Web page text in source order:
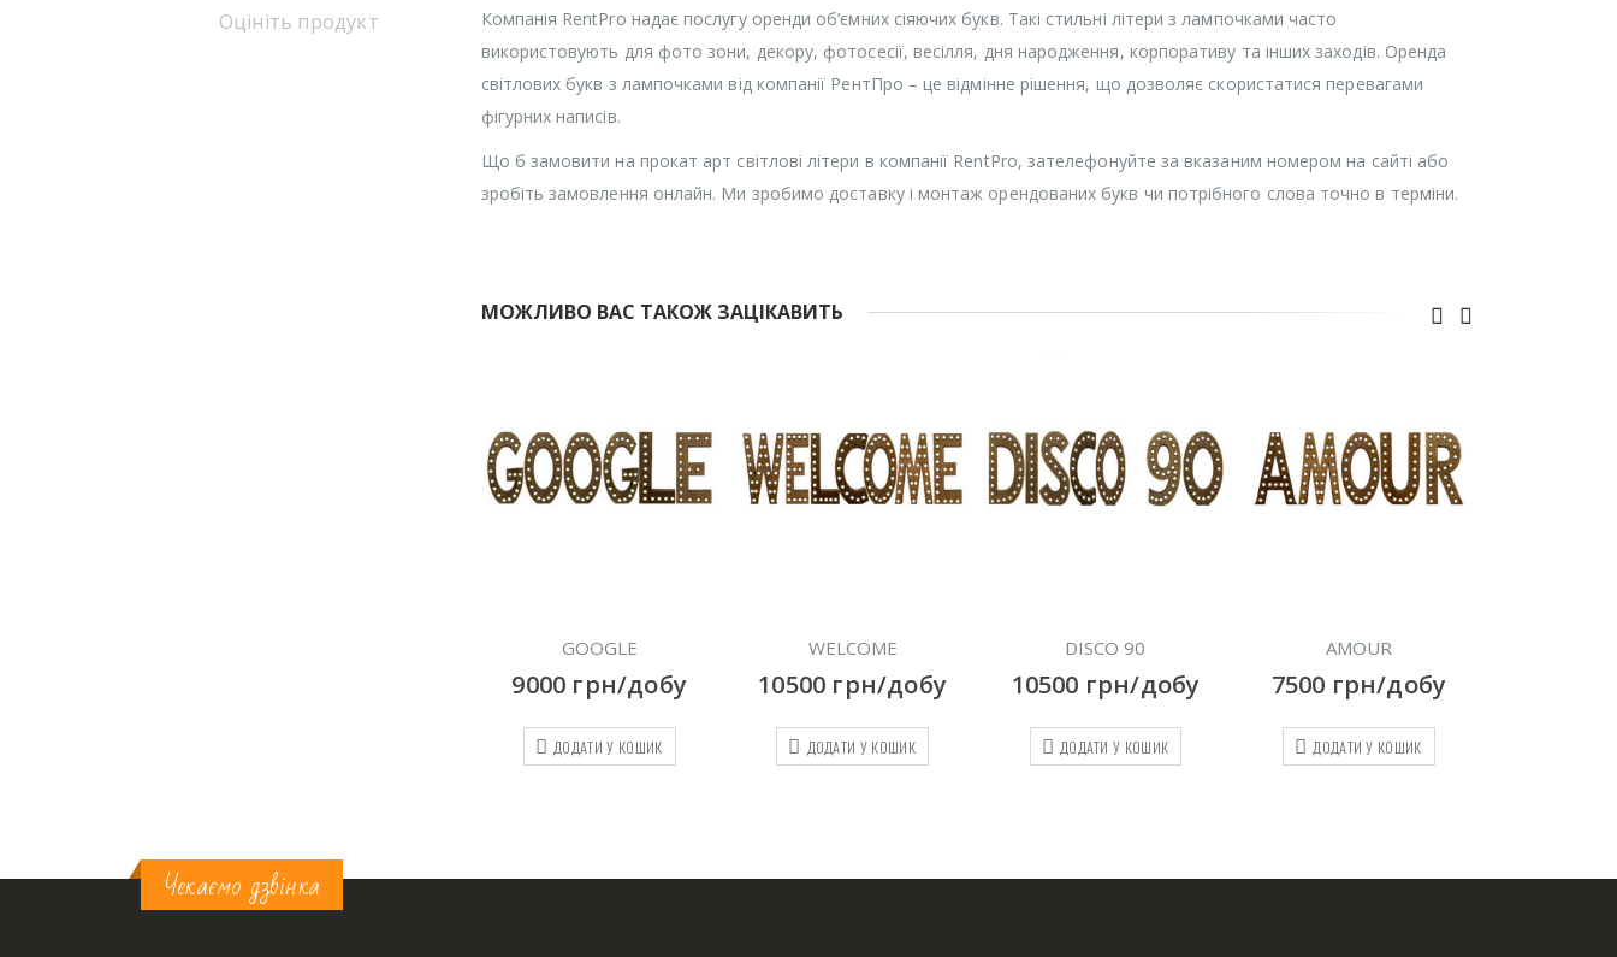
Компанія RentPro надає послугу оренди об’ємних сіяючих букв. Такі стильні літери з лампочками часто
використовують для фото зони, декору, фотосесії, весілля, дня народження, корпоративу та інших заходів. Оренда
світлових букв з лампочками від компанії РентПро – це відмінне рішення, що дозволяє скористатися перевагами
фігурних написів.
Що б замовити на прокат арт світлові літери в компанії RentPro, зателефонуйте за вказаним номером на сайті або
зробіть замовлення онлайн. Ми зробимо доставку і монтаж орендованих букв чи потрібного слова точно в терміни.
МОЖЛИВО ВАС ТАКОЖ ЗАЦІКАВИТЬ
GOOGLE
9000 грн/добу
ДОДАТИ У КОШИК
WELCOME
10500 грн/добу
ДОДАТИ У КОШИК
DISCO 90
10500 грн/добу
ДОДАТИ У КОШИК
AMOUR
7500 грн/добу
ДОДАТИ У КОШИК
Оцініть продукт
Чекаємо дзвінка